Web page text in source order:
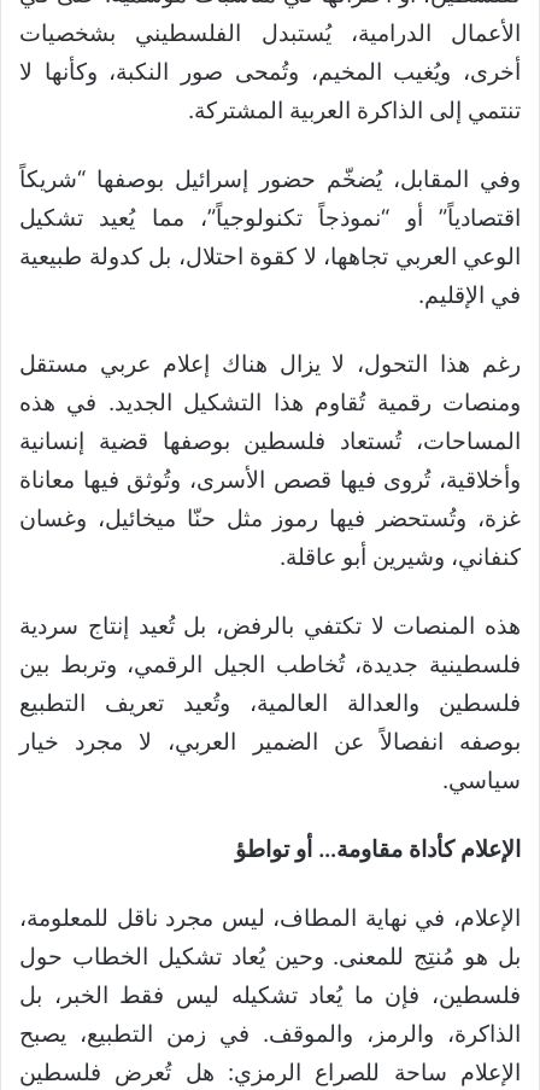
الأعمال الدرامية، يُستبدل الفلسطيني بشخصيات
أخرى، ويُغيب المخيم، وتُمحى صور النكبة، وكأنها لا
تنتمي إلى الذاكرة العربية المشتركة.
وفي المقابل، يُضخّم حضور إسرائيل بوصفها “شريكاً
اقتصادياً” أو “نموذجاً تكنولوجياً”، مما يُعيد تشكيل
الوعي العربي تجاهها، لا كقوة احتلال، بل كدولة طبيعية
في الإقليم.
رغم هذا التحول، لا يزال هناك إعلام عربي مستقل
ومنصات رقمية تُقاوم هذا التشكيل الجديد. في هذه
المساحات، تُستعاد فلسطين بوصفها قضية إنسانية
وأخلاقية، تُروى فيها قصص الأسرى، وتُوثق فيها معاناة
غزة، وتُستحضر فيها رموز مثل حنّا ميخائيل، وغسان
كنفاني، وشيرين أبو عاقلة.
هذه المنصات لا تكتفي بالرفض، بل تُعيد إنتاج سردية
فلسطينية جديدة، تُخاطب الجيل الرقمي، وتربط بين
فلسطين والعدالة العالمية، وتُعيد تعريف التطبيع
بوصفه انفصالاً عن الضمير العربي، لا مجرد خيار
سياسي.
الإعلام كأداة مقاومة… أو تواطؤ
الإعلام، في نهاية المطاف، ليس مجرد ناقل للمعلومة،
بل هو مُنتِج للمعنى. وحين يُعاد تشكيل الخطاب حول
فلسطين، فإن ما يُعاد تشكيله ليس فقط الخبر، بل
الذاكرة، والرمز، والموقف. في زمن التطبيع، يصبح
الإعلام ساحة للصراع الرمزي: هل تُعرض فلسطين